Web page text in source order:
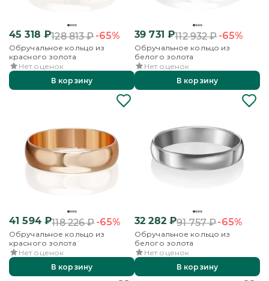
45 318 ₽128 813₽-65%
Обручальное кольцо из
красного золота
Нет оценок
В корзину
39 731 ₽112 932₽-65%
Обручальное кольцо из
белого золота
Нет оценок
В корзину
41 594₽118 226₽-65%
Обручальное кольцо из
красного золота
Нет оценок
В корзину
32 282₽91 757₽-65%
Обручальное кольцо из
белого золота
Нет оценок
В корзину